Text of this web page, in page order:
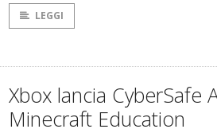
LEGGI
Xbox lancia CyberSafe
Minecraft Education